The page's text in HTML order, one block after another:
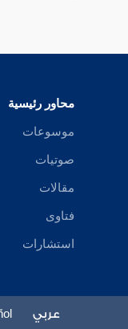
محاور رئيسية
موسوعات
صوتيات
مقالات
فتاوى
استشارات
عربي